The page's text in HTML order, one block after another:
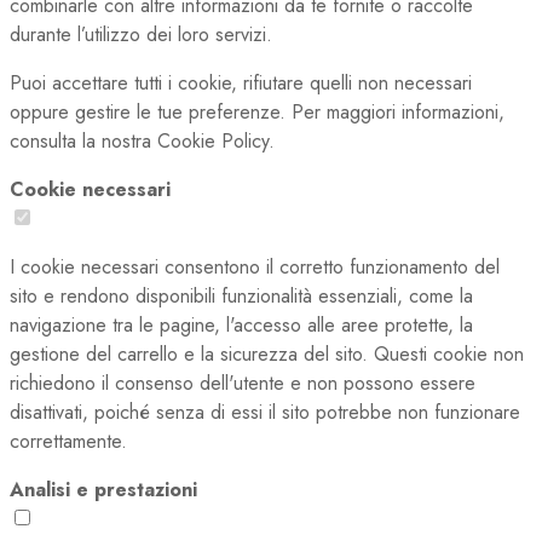
combinarle con altre informazioni da te fornite o raccolte
durante l’utilizzo dei loro servizi.
Puoi accettare tutti i cookie, rifiutare quelli non necessari
oppure gestire le tue preferenze. Per maggiori informazioni,
consulta la nostra Cookie Policy.
Cookie necessari
I cookie necessari consentono il corretto funzionamento del
sito e rendono disponibili funzionalità essenziali, come la
navigazione tra le pagine, l'accesso alle aree protette, la
gestione del carrello e la sicurezza del sito. Questi cookie non
richiedono il consenso dell'utente e non possono essere
disattivati, poiché senza di essi il sito potrebbe non funzionare
correttamente.
Analisi e prestazioni